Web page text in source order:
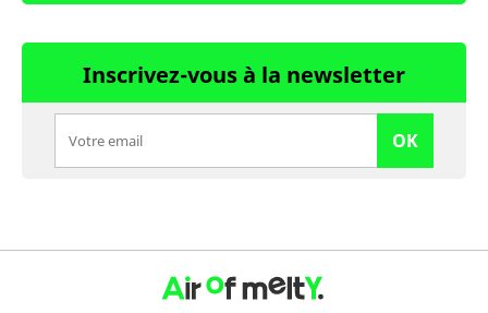
Inscrivez-vous à la newsletter
OK